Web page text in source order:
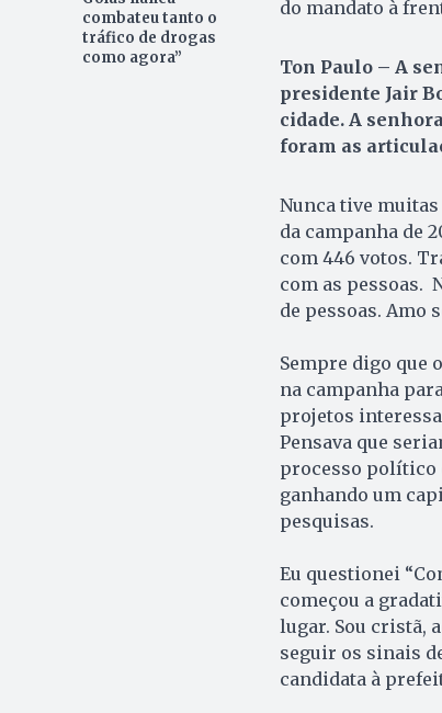
combateu tanto o
tráfico de drogas
como agora”
do mandato à
Ton Paulo – A
presidente Jair
cidade. A
foram as
Nunca tive
da campanha de
com 446 votos.
com as pessoas.
de pessoas. Amo
Sempre digo que
na campanha
projetos
Pensava que
processo político
ganhando um
pesquisas.
Eu questionei
começou a
lugar. Sou cristã,
seguir os sinais
candidata à